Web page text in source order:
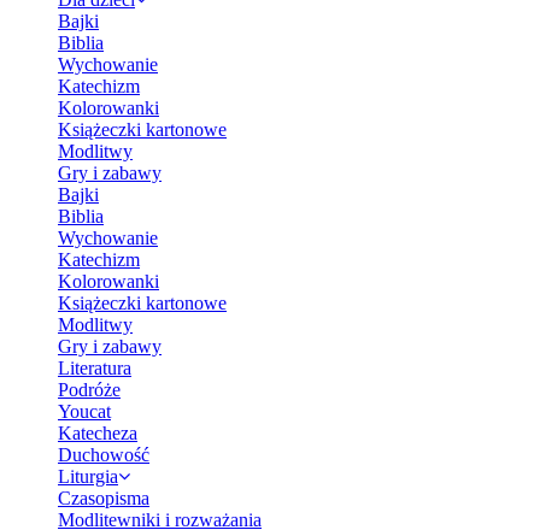
Bajki
Biblia
Wychowanie
Katechizm
Kolorowanki
Książeczki kartonowe
Modlitwy
Gry i zabawy
Bajki
Biblia
Wychowanie
Katechizm
Kolorowanki
Książeczki kartonowe
Modlitwy
Gry i zabawy
Literatura
Podróże
Youcat
Katecheza
Duchowość
Liturgia
Czasopisma
Modlitewniki i rozważania